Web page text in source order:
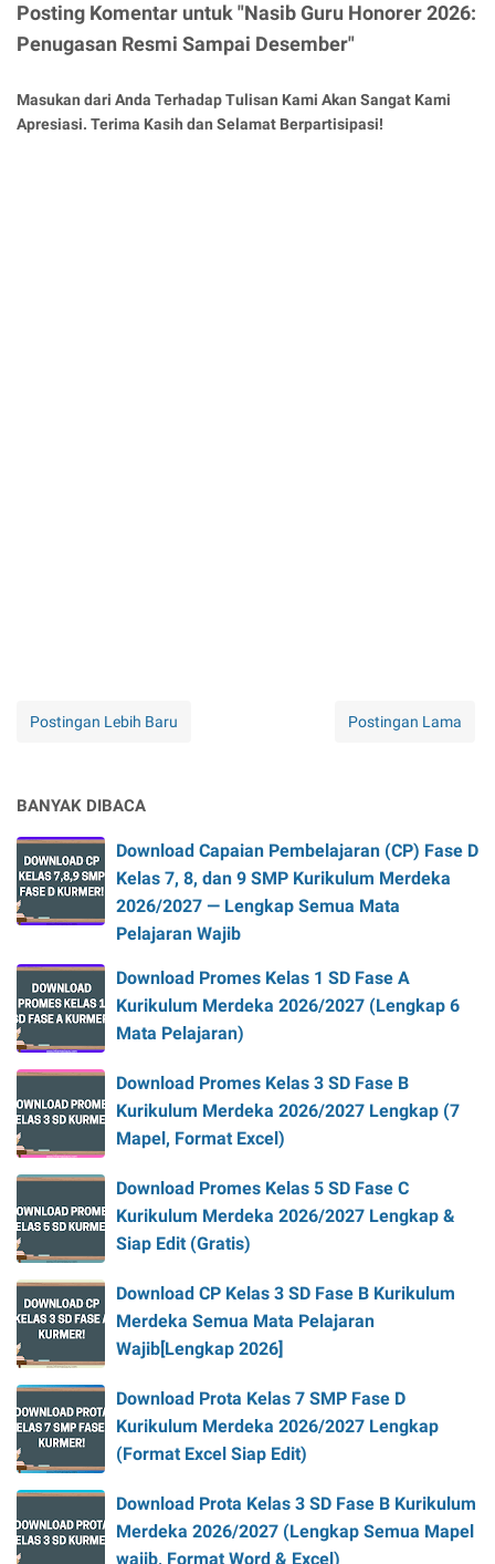
Posting Komentar untuk "Nasib Guru Honorer 2026:
Penugasan Resmi Sampai Desember"
Masukan dari Anda Terhadap Tulisan Kami Akan Sangat Kami
Apresiasi. Terima Kasih dan Selamat Berpartisipasi!
Postingan Lebih Baru Postingan Lama
BANYAK DIBACA
Download Capaian Pembelajaran (CP) Fase D
Kelas 7, 8, dan 9 SMP Kurikulum Merdeka
2026/2027 — Lengkap Semua Mata
Pelajaran Wajib
Download Promes Kelas 1 SD Fase A
Kurikulum Merdeka 2026/2027 (Lengkap 6
Mata Pelajaran)
Download Promes Kelas 3 SD Fase B
Kurikulum Merdeka 2026/2027 Lengkap (7
Mapel, Format Excel)
Download Promes Kelas 5 SD Fase C
Kurikulum Merdeka 2026/2027 Lengkap &
Siap Edit (Gratis)
Download CP Kelas 3 SD Fase B Kurikulum
Merdeka Semua Mata Pelajaran
Wajib[Lengkap 2026]
Download Prota Kelas 7 SMP Fase D
Kurikulum Merdeka 2026/2027 Lengkap
(Format Excel Siap Edit)
Download Prota Kelas 3 SD Fase B Kurikulum
Merdeka 2026/2027 (Lengkap Semua Mapel
wajib, Format Word & Excel)